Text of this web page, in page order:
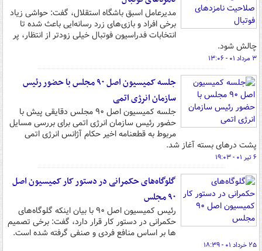
مدیرعامل اسبق باشگاه استقلال، گفت: حواشی زیاد
برخی افراد و بازی‌های زرد رسانه‌ایی باعث شده تا
انتخابات فدراسیون فوتبال خیلی زودتر از انتظار، پر
چالش شود.
۳ مرداد ۰۱ - ۱۳:۰۶
جلسه کمیسیون اصل ۹۰ مجلس با حضور رئیس
سازمان انرژی اتمی
جلسه کمیسیون اصل ۹۰ مجلس دقایقی پیش با
حضور رئیس سازمان انرژی اتمی برای بررسی مسایل
مربوط به قطعنامه اخیر حکام آژانس انرژی اتمی
پشت درهای بسته آغاز شد.
۶ تیر ۰۱ - ۱۹:۰۳
گلوگاه‌های حکمرانی در دستور کار کمیسیون اصل
۹۰ مجلس
رئیس کمیسیون اصل ۹۰ با بیان اینکه گلوگاه‌های
حکمرانی در دستور کار قرار دارد، گفت: برخی تصمیم
ها بر اساس منافع فردی و صنفی گرفته شده است.
۲۵ خرداد ۰۱ - ۱۸:۳۹